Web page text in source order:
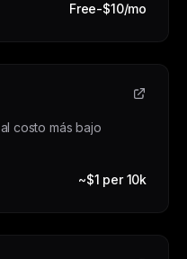
Free-$10/mo
costo más bajo
~$1 per 10k